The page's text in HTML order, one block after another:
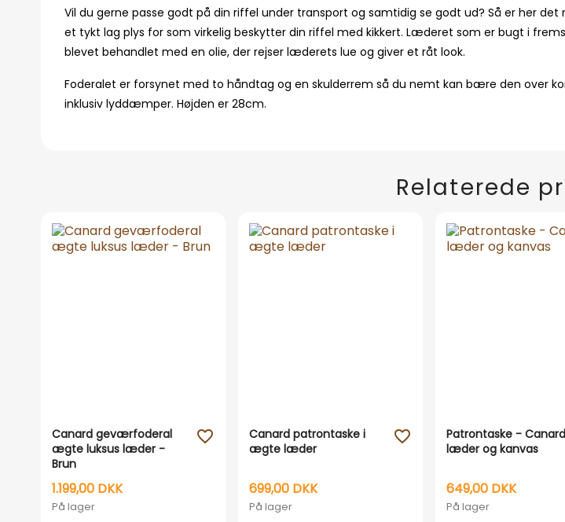
Vil du gerne passe godt på din riffel under transport og samtidig se godt ud? Så er her
et tykt lag plys for som virkelig beskytter din riffel med kikkert. Læderet som er bugt i
blevet behandlet med en olie, der rejser læderets lue og giver et råt look.
Foderalet er forsynet med to håndtag og en skulderrem så du nemt kan bære den over
inklusiv lyddæmper. Højden er 28cm.
Relaterede
Canard geværfoderal
ægte luksus læder -
Brun
1.199,00 DKK
På lager
favorite_outline
Canard patrontaske i
ægte læder
699,00 DKK
På lager
favorite_outline
Patrontaske -
læder og kanvas
649,00 DKK
På lager